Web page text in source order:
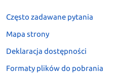
Często zadawane pytania
Mapa strony
Deklaracja dostępności
Formaty plików do pobrania